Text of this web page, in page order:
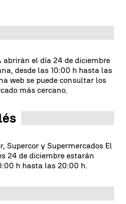
abrirán el día 24 de diciembre
desde las 10:00 h hasta las
web se puede consultar los
más cercano.
Supercor y Supermercados El
24 de diciembre estarán
h hasta las 20:00 h.